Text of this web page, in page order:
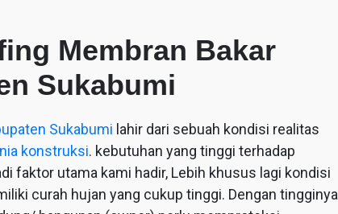
Membran Bakar
Sukabumi
Sukabumi lahir dari sebuah kondisi realitas
konstruksi. kebutuhan yang tinggi terhadap
faktor utama kami hadir, Lebih khusus lagi kondisi
curah hujan yang cukup tinggi. Dengan tingginya